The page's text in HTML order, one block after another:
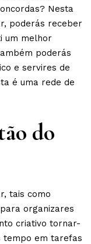
Nesta
poderás receber
um melhor
poderás
e servires de
é uma rede de
do
tais como
organizares
criativo tornar-
tempo em tarefas